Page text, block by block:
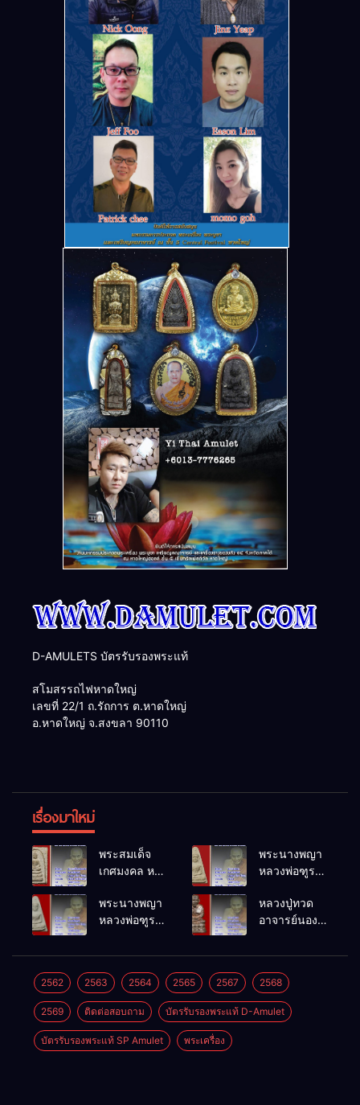
D-AMULETS บัตรรับรองพระแท้
สโมสรรถไฟหาดใหญ่
เลขที่ 22/1 ถ.รัถการ ต.หาดใหญ่
อ.หาดใหญ่ จ.สงขลา 90110
เรื่องมาใหม่
พระสมเด็จ
เกศมงคล หล
โพธิ์นิมิตร
พ.ศ.2512
พระนางพญา
หลวงพ่อฑูรย์
พ.ศ.2512
พระนางพญา
หลวงพ่อฑูรย์
พ.ศ.2512
หลวงปู่ทวด
อาจารย์นอง
พ.ศ.2541
2562 2563 2564 2565 2567 2568
2569 ติดต่อสอบถาม บัตรรับรองพระแท้ D-Amulet
บัตรรับรองพระแท้ SP Amulet พระเครื่อง